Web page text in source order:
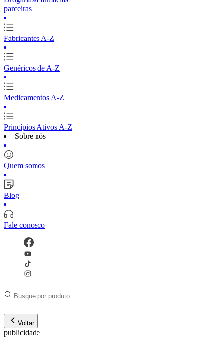
parceiras
Fabricantes A-Z
Genéricos de A-Z
Medicamentos A-Z
Princípios Ativos A-Z
Sobre nós
Quem somos
Blog
Fale conosco
Voltar
publicidade